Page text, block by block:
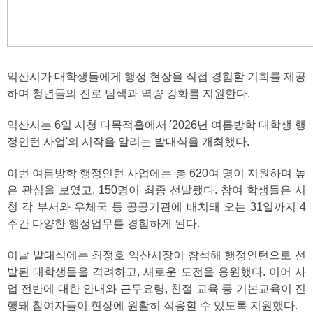
익산시가 대학생들에게 행정 현장을 직접 경험할 기회를 제공
하며 청년들의 진로 탐색과 역량 강화를 지원한다.
익산시는 6일 시청 다목적홀에서 '2026년 여름방학 대학생 행
정인턴 사업'의 시작을 알리는 발대식을 개최했다.
이번 여름방학 행정인턴 사업에는 총 620여 명이 지원하며 높
은 관심을 보였고, 150명이 최종 선발됐다. 참여 학생들은 시
청 각 부서와 우체국 등 공공기관에 배치돼 오는 31일까지 4
주간 다양한 행정업무를 경험하게 된다.
이날 발대식에는 최정호 익산시장이 참석해 행정인턴으로 선
발된 대학생들을 격려하고, 새로운 도전을 응원했다. 이어 사
업 전반에 대한 안내와 근무요령, 친절 교육 등 기본교육이 진
행돼 참여자들이 현장에 원활히 적응할 수 있도록 지원했다.